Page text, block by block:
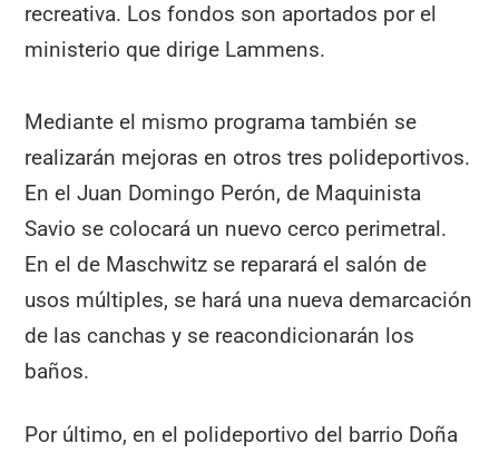
recreativa. Los fondos son aportados por el
ministerio que dirige Lammens.
Mediante el mismo programa también se
realizarán mejoras en otros tres polideportivos.
En el Juan Domingo Perón, de Maquinista
Savio se colocará un nuevo cerco perimetral.
En el de Maschwitz se reparará el salón de
usos múltiples, se hará una nueva demarcación
de las canchas y se reacondicionarán los
baños.
Por último, en el polideportivo del barrio Doña